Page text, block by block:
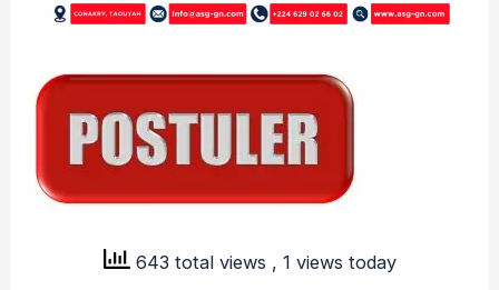
643 total views , 1 views today